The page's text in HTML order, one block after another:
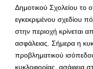
Δημοτικού Σχολείου το
εγκεκριμένου σχεδίου
στην περιοχή κρίνεται
ασφάλειας. Σήμερα η
προβληματικού
κυκλοφορίας, ασάφεια